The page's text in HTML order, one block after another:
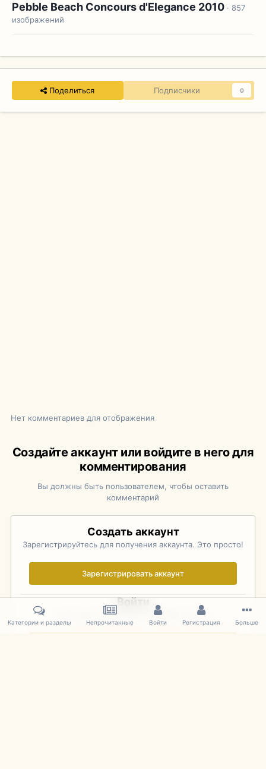
Pebble Beach Concours d'Elegance 2010 · 857
изображений
Поделиться Подписчики 0
Нет комментариев для отображения
Создайте аккаунт или войдите в него для
комментирования
Вы должны быть пользователем, чтобы оставить
комментарий
Создать аккаунт
Зарегистрируйтесь для получения аккаунта. Это просто!
Зарегистрировать аккаунт
Войти
Уже зарегистрированы? Войдите здесь.
Категории и разделы Непрочитанные Войти Регистрация Больше